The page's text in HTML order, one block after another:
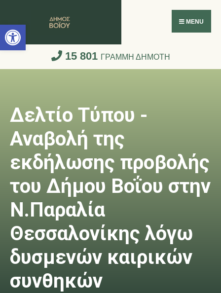
Ανοίξτε τη γραμμή εργαλείων
MENU
15 801 ΓΡΑΜΜΗ ΔΗΜΟΤΗ
Δελτίο Τύπου -
Αναβολή της
εκδήλωσης προβολής
του Δήμου Βοΐου στην
Ν.Παραλία
Θεσσαλονίκης λόγω
δυσμενών καιρικών
συνθηκών